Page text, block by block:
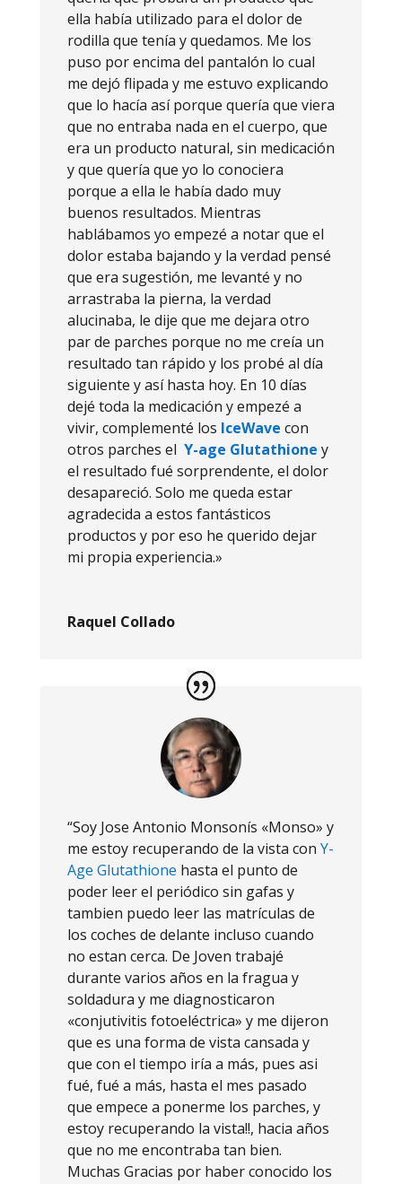
ella había utilizado para el dolor de
rodilla que tenía y quedamos. Me los
puso por encima del pantalón lo cual
me dejó flipada y me estuvo explicando
que lo hacía así porque quería que viera
que no entraba nada en el cuerpo, que
era un producto natural, sin medicación
y que quería que yo lo conociera
porque a ella le había dado muy
buenos resultados. Mientras
hablábamos yo empezé a notar que el
dolor estaba bajando y la verdad pensé
que era sugestión, me levanté y no
arrastraba la pierna, la verdad
alucinaba, le dije que me dejara otro
par de parches porque no me creía un
resultado tan rápido y los probé al día
siguiente y así hasta hoy. En 10 días
dejé toda la medicación y empezé a
vivir, complementé los IceWave con
otros parches el Y-age Glutathione y
el resultado fué sorprendente, el dolor
desapareció. Solo me queda estar
agradecida a estos fantásticos
productos y por eso he querido dejar
mi propia experiencia.»
Raquel Collado
“Soy Jose Antonio Monsonís «Monso» y
me estoy recuperando de la vista con Y-
Age Glutathione hasta el punto de
poder leer el periódico sin gafas y
tambien puedo leer las matrículas de
los coches de delante incluso cuando
no estan cerca. De Joven trabajé
durante varios años en la fragua y
soldadura y me diagnosticaron
«conjutivitis fotoeléctrica» y me dijeron
que es una forma de vista cansada y
que con el tiempo iría a más, pues asi
fué, fué a más, hasta el mes pasado
que empece a ponerme los parches, y
estoy recuperando la vista!!, hacia años
que no me encontraba tan bien.
Muchas Gracias por haber conocido los